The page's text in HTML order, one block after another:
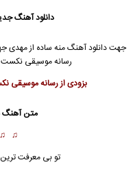
دانلود آهنگ
رسانه موسیقی نکست
بزودی از رسانه موسیقی
متن آهنگ
♫ ♫
تو بی معرفت